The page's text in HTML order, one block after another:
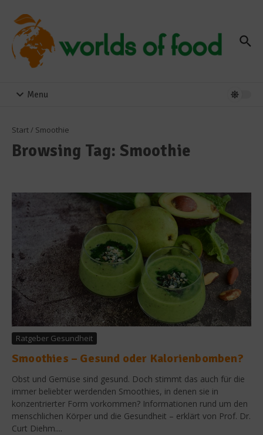
Menu
Start/ Smoothie
Browsing Tag: Smoothie
Ratgeber Gesundheit
Smoothies – Gesund oder Kalorienbomben?
Obst und Gemüse sind gesund. Doch stimmt das auch für die
immer beliebter werdenden Smoothies, in denen sie in
konzentrierter Form vorkommen? Informationen rund um den
menschlichen Körper und die Gesundheit – erklärt von Prof. Dr.
Curt Diehm....